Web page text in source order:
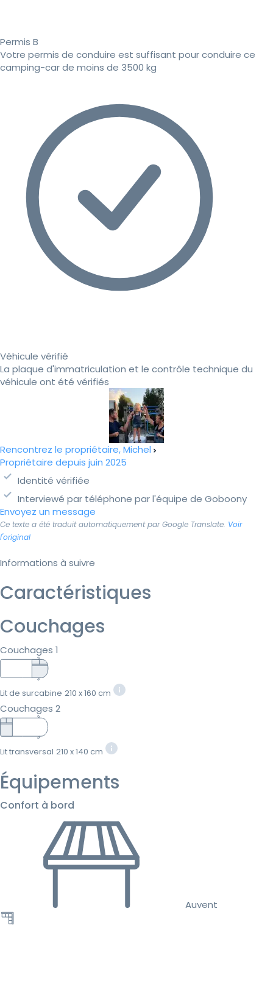
Permis B
Votre permis de conduire est suffisant pour conduire ce
camping-car de moins de 3500 kg
Véhicule vérifié
La plaque d'immatriculation et le contrôle technique du
véhicule ont été vérifiés
Rencontrez le propriétaire, Michel
Propriétaire depuis juin 2025
Identité vérifiée
Interviewé par téléphone par l'équipe de Goboony
Envoyez un message
Ce texte a été traduit automatiquement par Google Translate. Voir
l'original
Informations à suivre
Caractéristiques
Couchages
Couchages 1
Lit de surcabine 210 x 160 cm
Couchages 2
Lit transversal 210 x 140 cm
Équipements
Confort à bord
Auvent